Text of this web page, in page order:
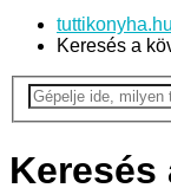
tuttikonyha.hu
Keresés a
Keresés